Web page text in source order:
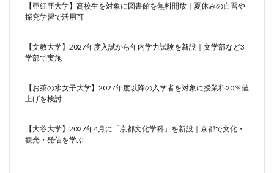
【亜細亜大学】高校生を対象に図書館を無料開放｜夏休みの自習や
探究学習で活用可
【文教大学】2027年度入試から年内学力試験を新設｜文学部など3
学部で実施
【お茶の水女子大学】2027年度以降の入学者を対象に授業料20％値
上げを検討
【大谷大学】2027年4月に「京都文化学科」を新設｜京都で文化・
観光・発信を学ぶ